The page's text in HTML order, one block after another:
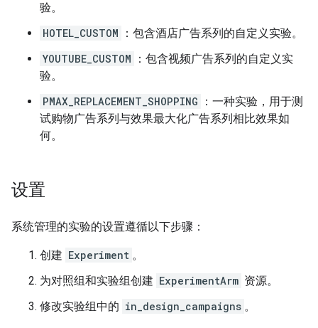
验。
HOTEL_CUSTOM
：包含酒店广告系列的自定义实验。
YOUTUBE_CUSTOM
：包含视频广告系列的自定义实
验。
PMAX_REPLACEMENT_SHOPPING
：一种实验，用于测
试购物广告系列与效果最大化广告系列相比效果如
何。
设置
系统管理的实验的设置遵循以下步骤：
创建 Experiment 。
为对照组和实验组创建 ExperimentArm 资源。
修改实验组中的 in_design_campaigns 。